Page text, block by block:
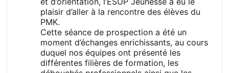
plaisir d’aller à la rencontre des élèves du
PMK.
Cette séance de prospection a été un
moment d’échanges enrichissants, au cours
duquel nos équipes ont présenté les
différentes filières de formation, les